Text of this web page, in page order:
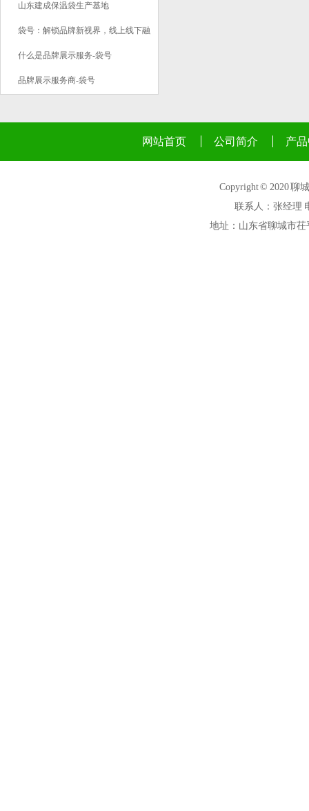
山东建成保温袋生产基地
袋号：解锁品牌新视界，线上线下融
合的全域展示新纪元
什么是品牌展示服务-袋号
品牌展示服务商-袋号
网站首页 公司简介 产
Copyright © 2020 聊
联系人：张经理
地址：山东省聊城市